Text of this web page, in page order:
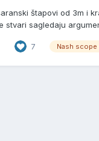
štapovi od 3m i
stvari sagledaju
7 Nash